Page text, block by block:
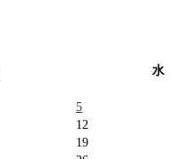
水
5
12
19